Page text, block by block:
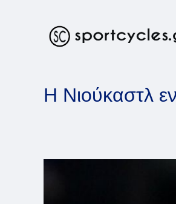
Η Νιούκαστλ